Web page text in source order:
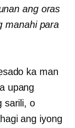
ang oras
manahi para
ka man
upang
sarili, o
ang iyong